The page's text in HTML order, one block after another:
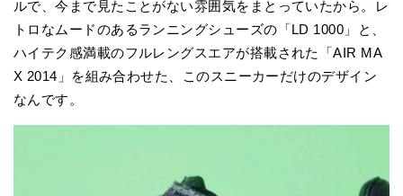
ルで、今まで見たことがない雰囲気をまとっていたから。レ
トロなムードのあるランニングシューズの「LD 1000」と、
ハイテク感満載のフルレングスエアが搭載された「AIR MA
X 2014」を組み合わせた、このスニーカーだけのデザイン
なんです。